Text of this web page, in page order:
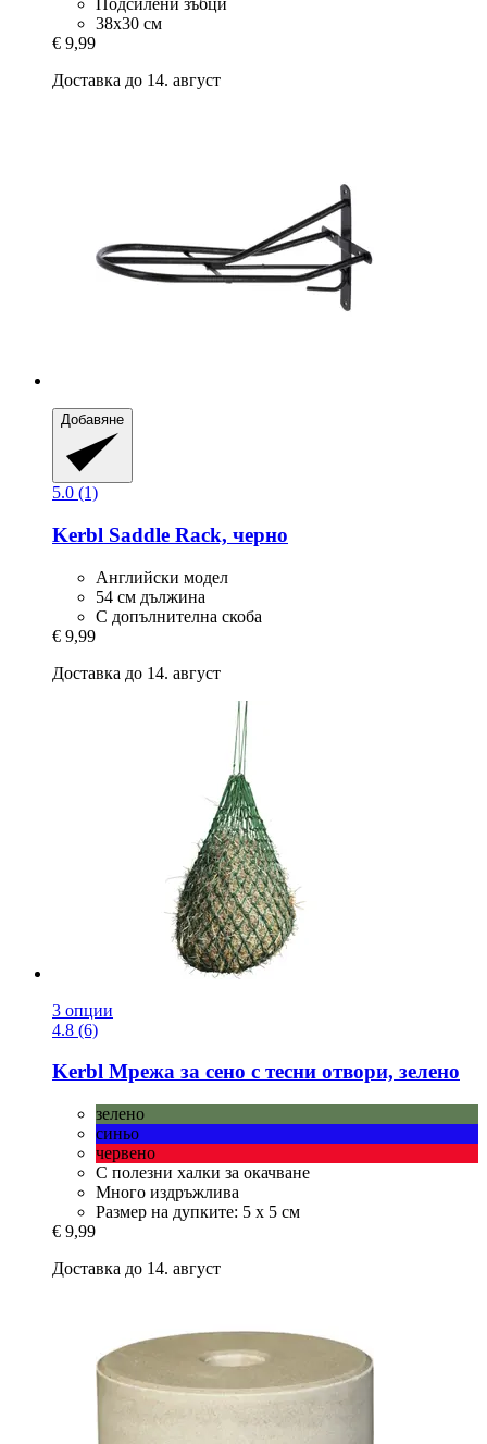
38х30 см
€ 9,99
Доставка до 14. август
Добавяне
5.0 (1)
Kerbl Saddle Rack, черно
Английски модел
54 см дължина
С допълнителна скоба
€ 9,99
Доставка до 14. август
3 опции
4.8 (6)
Kerbl Мрежа за сено с тесни отвори, зелено
зелено
синьо
червено
С полезни халки за окачване
Много издръжлива
Размер на дупките: 5 х 5 см
€ 9,99
Доставка до 14. август